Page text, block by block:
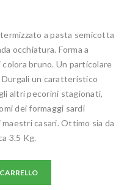
a pasta semicotta
occhiatura. Forma a
bruno. Un particolare
un caratteristico
altri pecorini stagionati,
dei formaggi sardi
casari. Ottimo sia da
3.5 Kg.